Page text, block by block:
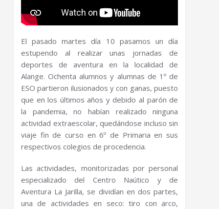
El pasado martes día 10 pasamos un día
estupendo al realizar unas jornadas de
deportes de aventura en la localidad de
Alange. Ochenta alumnos y alumnas de 1º de
ESO partieron ilusionados y con ganas, puesto
que en los últimos años y debido al parón de
la pandemia, no habían realizado ninguna
actividad extraescolar, quedándose incluso sin
viaje fin de curso en 6º de Primaria en sus
respectivos colegios de procedencia.
Las actividades, monitorizadas por personal
especializado del Centro Naútico y de
Aventura La Jarilla, se dividían en dos partes,
una de actividades en seco: tiro con arco,